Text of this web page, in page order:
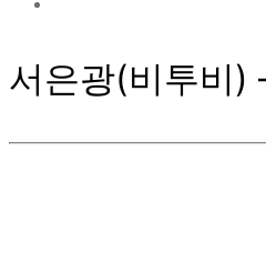
서은광(비투비)